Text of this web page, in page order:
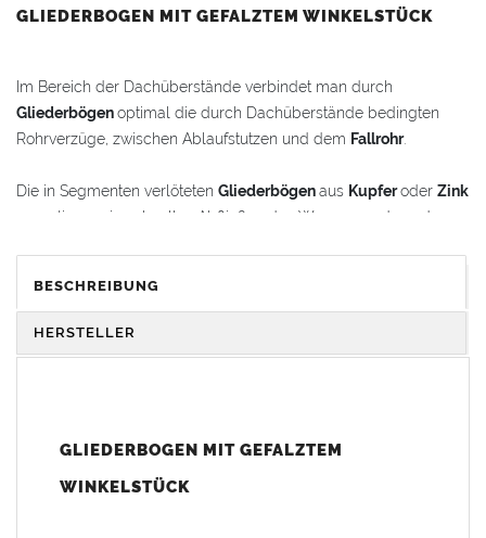
GLIEDERBOGEN MIT GEFALZTEM WINKELSTÜCK
Im Bereich der Dachüberstände verbindet man durch
Gliederbögenoptimal die durch Dachüberstände bedingten
Rohrverzüge, zwischen Ablaufstutzen und dem Fallrohr.
Die in Segmenten verlöteten Gliederbögenaus Kupferoder Zink
garantieren ein schnelles Abfließen des Wassers und werden
Gliederbogenwird mit einem gefalztem Standard-
Winkelstück geliefert. Auf Wunsch kann das Winkelstück auch
BESCHREIBUNG
HERSTELLER
GLIEDERBOGEN MIT GEFALZTEM
WINKELSTÜCK